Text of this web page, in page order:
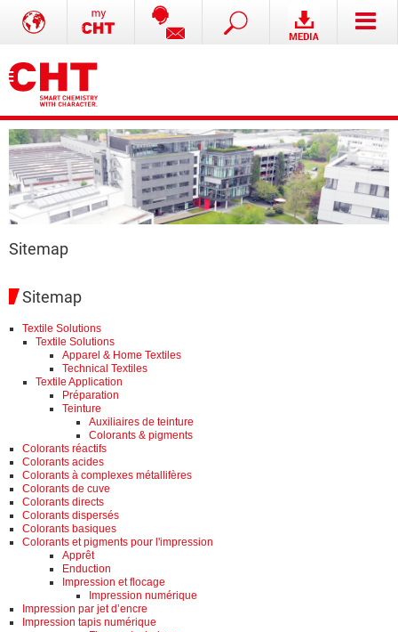
Sitemap
Sitemap
Textile Solutions
Textile Solutions
Apparel & Home Textiles
Technical Textiles
Textile Application
Préparation
Teinture
Auxiliaires de teinture
Colorants & pigments
Colorants réactifs
Colorants acides
Colorants à complexes métallifères
Colorants de cuve
Colorants directs
Colorants dispersés
Colorants basiques
Colorants et pigments pour l'impression
Apprêt
Enduction
Impression et flocage
Impression numérique
Impression par jet d’encre
Impression tapis numérique